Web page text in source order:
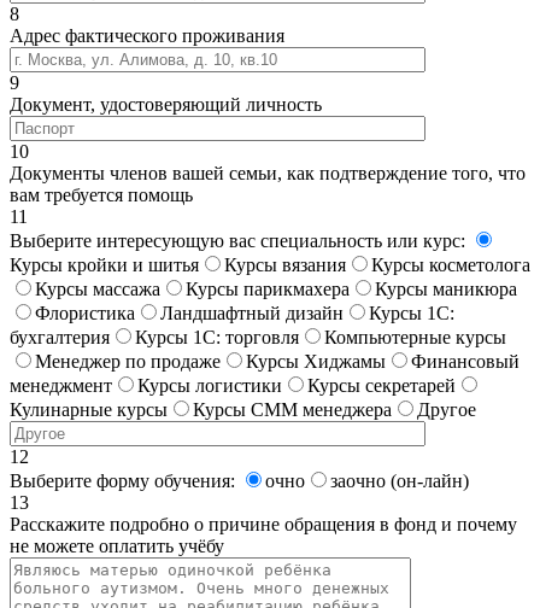
8
Адрес фактического проживания
9
Документ, удостоверяющий личность
10
Документы членов вашей семьи, как подтверждение того, что
вам требуется помощь
11
Выберите интересующую вас специальность или курс:
Курсы кройки и шитья
Курсы вязания
Курсы косметолога
Курсы массажа
Курсы парикмахера
Курсы маникюра
Флористика
Ландшафтный дизайн
Курсы 1С:
бухгалтерия
Курсы 1С: торговля
Компьютерные курсы
Менеджер по продаже
Курсы Хиджамы
Финансовый
менеджмент
Курсы логистики
Курсы секретарей
Кулинарные курсы
Курсы СММ менеджера Другое
12
Выберите форму обучения:
очно
заочно (он-лайн)
13
Расскажите подробно о причине обращения в фонд и почему
не можете оплатить учёбу